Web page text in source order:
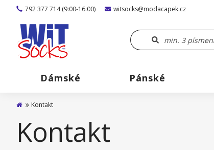
792 377 714 (9:00-16:00) witsocks@modacapek.cz
Dámské Pánské
Kontakt
Kontakt